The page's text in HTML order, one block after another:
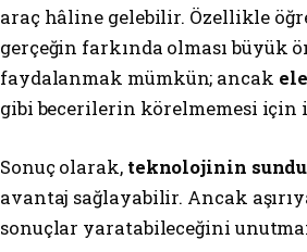
araç hâline gelebilir. Özellikle
gerçeğin farkında olması büyük
faydalanmak mümkün; ancak
gibi becerilerin körelmemesi
Sonuç olarak, teknolojinin
avantaj sağlayabilir. Ancak
sonuçlar yaratabileceğini